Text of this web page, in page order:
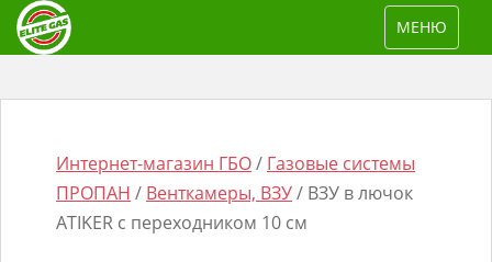
p
TOGGLE
МЕНЮ
Интернет-магазин ГБО/ Газовые системы
ПРОПАН / Венткамеры, ВЗУ/ ВЗУ в лючок
ATIKER с переходником 10 см